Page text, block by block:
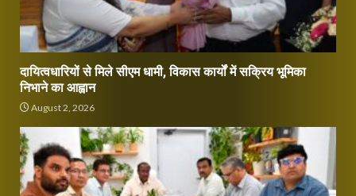
दायित्वधारियों से मिले सीएम धामी, विकास कार्यों में सक्रिय भूमिका
निभाने का आह्वान
August 2, 2026